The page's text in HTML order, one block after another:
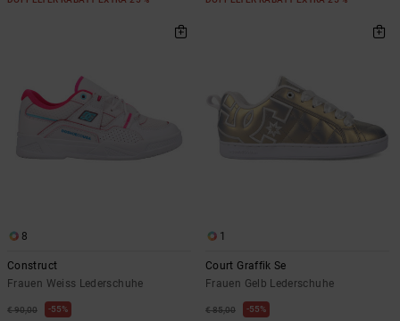
8
Construct
Frauen Weiss Lederschuhe
€ 90,00 55%
1
Court Graffik Se
Frauen Gelb Lederschuhe
€ 85,00 55%